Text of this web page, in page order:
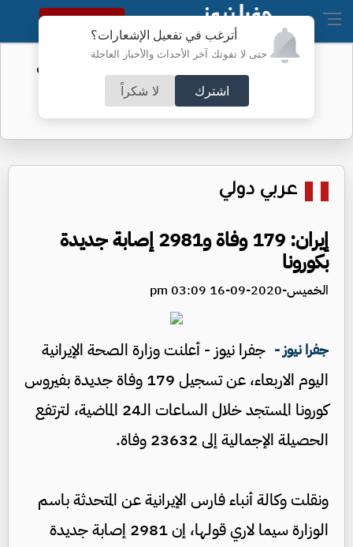
أترغب في تفعيل الإشعارات؟
حتى لا تفوتك آخر الأحداث والأخبار العاجلة
اشترك لا شكراً
النسخة الكاملة
الفيفا يحول مستحقات الأردن المالية من
كأس العرب
عربي دولي
إيران: 179 وفاة و2981 إصابة جديدة
بكورونا
الخميس-2020-09-16 03:09 pm
جفرا نيوز - جفرا نيوز - أعلنت وزارة الصحة الإيرانية
اليوم الاربعاء، عن تسجيل 179 وفاة جديدة بفيروس
كورونا المستجد خلال الساعات الـ24 الماضية، لترتفع
الحصيلة الإجمالية إلى 23632 وفاة.
ونقلت وكالة أنباء فارس الإيرانية عن المتحدثة باسم
الوزارة سيما لاري قولها، إن 2981 إصابة جديدة